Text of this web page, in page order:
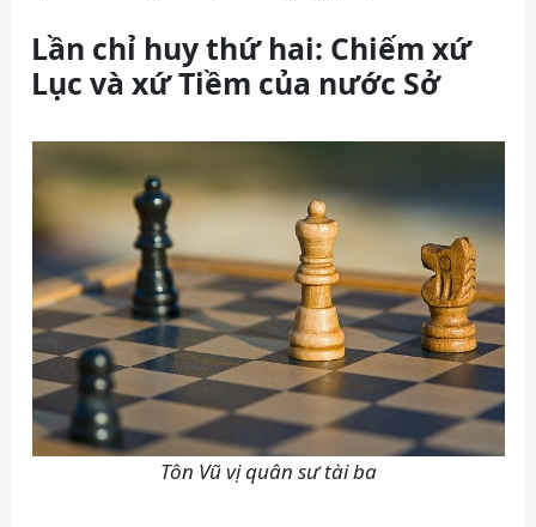
Lần chỉ huy thứ hai: Chiếm xứ
Lục và xứ Tiềm của nước Sở
Tôn Vũ vị quân sư tài ba